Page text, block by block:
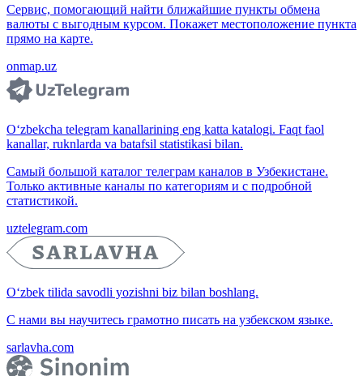
Сервис, помогающий найти ближайшие пункты обмена
валюты с выгодным курсом. Покажет местоположение пункта
прямо на карте.
onmap.uz
O‘zbekcha telegram kanallarining eng katta katalogi. Faqt faol
kanallar, ruknlarda va batafsil statistikasi bilan.
Самый большой каталог телеграм каналов в Узбекистане.
Только активные каналы по категориям и с подробной
статистикой.
uztelegram.com
O‘zbek tilida savodli yozishni biz bilan boshlang.
С нами вы научитесь грамотно писать на узбекском языке.
sarlavha.com